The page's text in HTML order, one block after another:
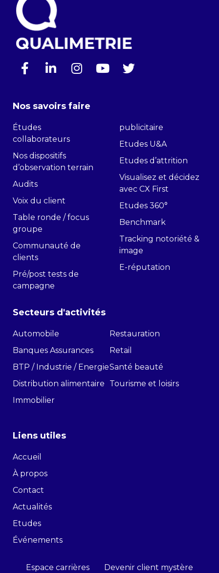
Nos savoirs faire
Études
collaborateurs
Nos dispositifs
d’observation terrain
Audits
Voix du client
Table ronde / focus
groupe
Communauté de
clients
Pré/post tests de
campagne
publicitaire
Etudes U&A
Etudes d’attrition
Visualisez et décidez
avec CX First
Etudes 360°
Benchmark
Tracking notoriété &
image
E-réputation
Secteurs d'activités
Automobile
Banques Assurances
BTP / Industrie / Energie
Distribution alimentaire
Immobilier
Restauration
Retail
Santé beauté
Tourisme et loisirs
Liens utiles
Accueil
À propos
Contact
Actualités
Etudes
Événements
Espace carrières Devenir client mystère